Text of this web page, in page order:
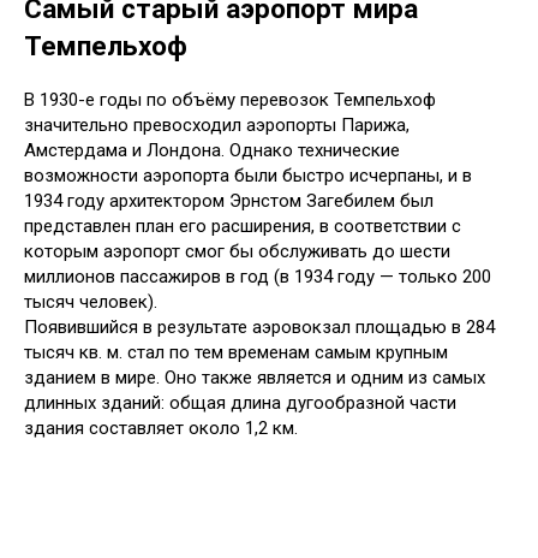
Самый старый аэропорт мира
Темпельхоф
В 1930-е годы по объёму перевозок Темпельхоф
значительно превосходил аэропорты Парижа,
Амстердама и Лондона. Однако технические
возможности аэропорта были быстро исчерпаны, и в
1934 году архитектором Эрнстом Загебилем был
представлен план его расширения, в соответствии с
которым аэропорт смог бы обслуживать до шести
миллионов пассажиров в год (в 1934 году — только 200
тысяч человек).
Появившийся в результате аэровокзал площадью в 284
тысяч кв. м. стал по тем временам самым крупным
зданием в мире. Оно также является и одним из самых
длинных зданий: общая длина дугообразной части
здания составляет около 1,2 км.